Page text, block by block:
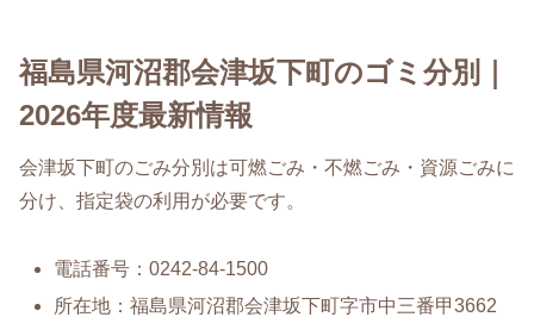
福島県河沼郡会津坂下町のゴミ分別｜
2026年度最新情報
会津坂下町のごみ分別は可燃ごみ・不燃ごみ・資源ごみに
分け、指定袋の利用が必要です。
電話番号：0242-84-1500
所在地：福島県河沼郡会津坂下町字市中三番甲3662